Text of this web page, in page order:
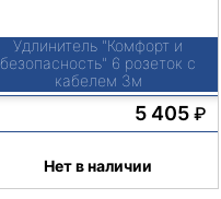
Удлинитель "Комфорт и
безопасность" 6 розеток с
кабелем 3м
5 405 ₽
Нет в наличии